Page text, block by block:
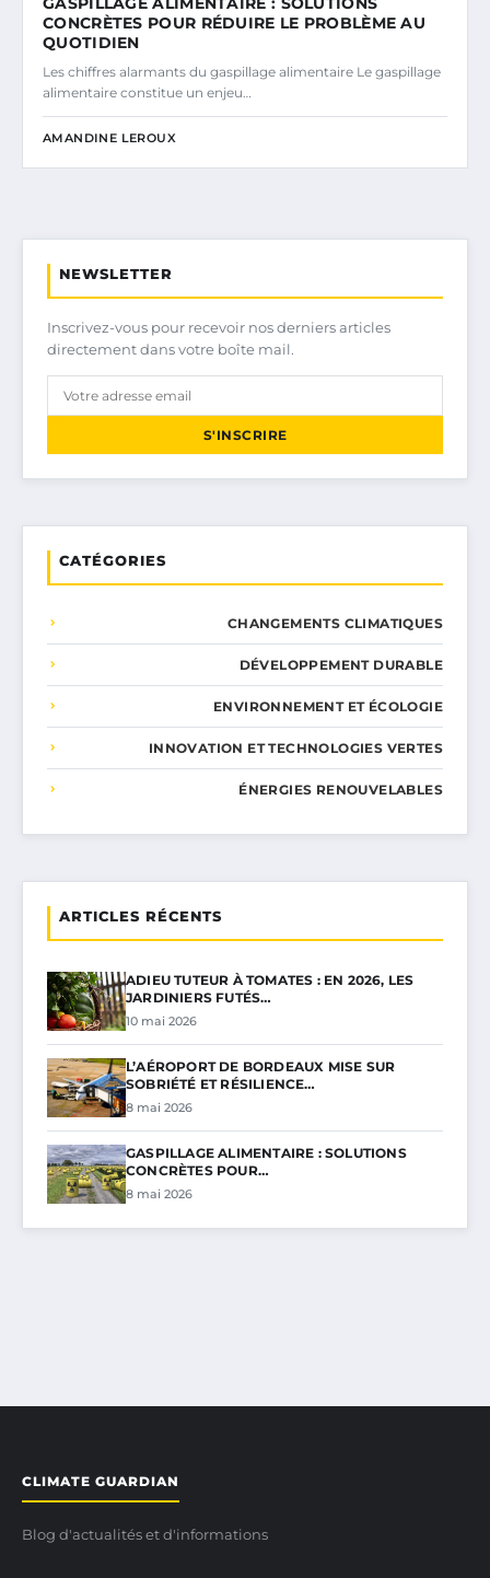
CONCRÈTES POUR RÉDUIRE LE PROBLÈME AU
QUOTIDIEN
Les chiffres alarmants du gaspillage alimentaire Le gaspillage
alimentaire constitue un enjeu…
AMANDINE LEROUX
NEWSLETTER
Inscrivez-vous pour recevoir nos derniers articles
directement dans votre boîte mail.
S'INSCRIRE
CATÉGORIES
CHANGEMENTS CLIMATIQUES
DÉVELOPPEMENT DURABLE
ENVIRONNEMENT ET ÉCOLOGIE
INNOVATION ET TECHNOLOGIES VERTES
ÉNERGIES RENOUVELABLES
ARTICLES RÉCENTS
ADIEU TUTEUR À TOMATES : EN 2026, LES
JARDINIERS FUTÉS…
10 mai 2026
L’AÉROPORT DE BORDEAUX MISE SUR
SOBRIÉTÉ ET RÉSILIENCE…
8 mai 2026
GASPILLAGE ALIMENTAIRE : SOLUTIONS
CONCRÈTES POUR…
8 mai 2026
CLIMATE GUARDIAN
Blog d'actualités et d'informations